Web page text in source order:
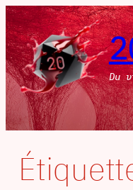
Aller
au
contenu
Du